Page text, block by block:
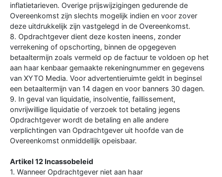
inflatietarieven. Overige prijswijzigingen gedurende de
Overeenkomst zijn slechts mogelijk indien en voor zover
deze uitdrukkelijk zijn vastgelegd in de Overeenkomst.
8. Opdrachtgever dient deze kosten ineens, zonder
verrekening of opschorting, binnen de opgegeven
betaaltermijn zoals vermeld op de factuur te voldoen op het
aan haar kenbaar gemaakte rekeningnummer en gegevens
van XYTO Media. Voor advertentieruimte geldt in beginsel
een betaaltermijn van 14 dagen en voor banners 30 dagen.
9. In geval van liquidatie, insolventie, faillissement,
onvrijwillige liquidatie of verzoek tot betaling jegens
Opdrachtgever wordt de betaling en alle andere
verplichtingen van Opdrachtgever uit hoofde van de
Overeenkomst onmiddellijk opeisbaar.
Artikel 12 Incassobeleid
1. Wanneer Opdrachtgever niet aan haar